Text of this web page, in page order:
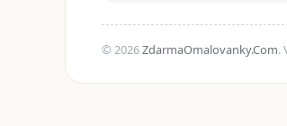
© 2026ZdarmaOmalovanky.Com.